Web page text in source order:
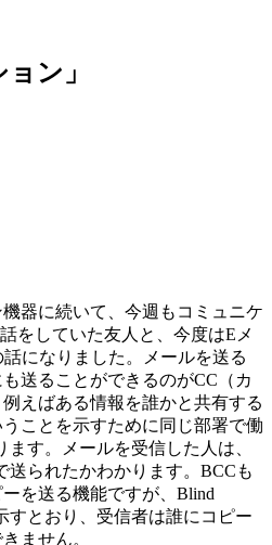
ン」
器に続いて、今週もコミュニケ
をしていた友人と、今度はEメ
になりました。メールを送る
送ることができるのがCC（カ
えばある情報を誰かと共有する
ことを示すために同じ部署で働
ます。メールを受信した人は、
送られたかわかります。BCCも
を送る機能ですが、Blind
すとおり、受信者は誰にコピー
ません。